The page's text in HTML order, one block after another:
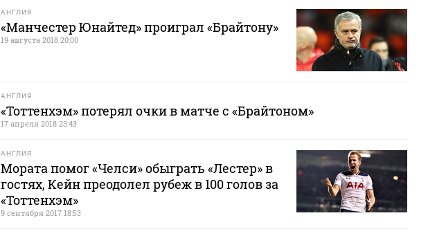
АНГЛИЯ
«Манчестер Юнайтед» проиграл «Брайтону»
19 августа 2018 20:00
АНГЛИЯ
«Тоттенхэм» потерял очки в матче с «Брайтоном»
17 апреля 2018 23:43
АНГЛИЯ
Мората помог «Челси» обыграть «Лестер» в
гостях, Кейн преодолел рубеж в 100 голов за
«Тоттенхэм»
9 сентября 2017 18:53